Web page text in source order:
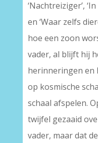
‘Nachtreiziger’,
en ‘Waar zelfs
hoe een zoon
vader, al blijft hij
herinneringen en
op kosmische
schaal afspelen.
twijfel gezaaid
vader, maar dat